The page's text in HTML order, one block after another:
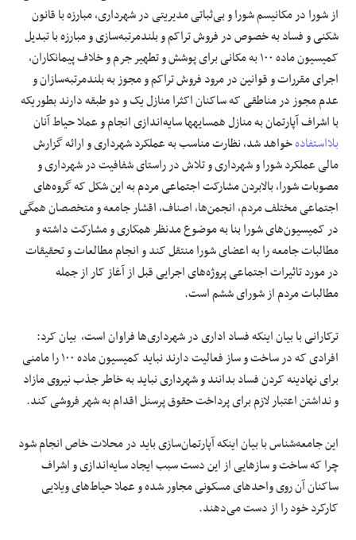
از شورا در مکانیسم شورا و بی‌ثباتی مدیریتی در شهرداری، مبارزه با قانون
شکنی و فساد به خصوص در فروش تراکم و بلندمرتبه‌سازی و مبارزه با تبدیل
کمیسیون ماده ۱۰۰ به مکانی برای پوشش و تطهیر جرم و خلاف پیمانکاران،
اجرای مقررات و قوانین در مرود فروش تراکم و مجوز به بلندمرتبه‌سازان و
عدم مجوز در مناطقی که ساکنان اکثرا منازل یک و دو طبقه دارند بطوریکه
با اشراف آپارتمان به منازل همسایهها سایه‌اندازی انجام و عملا حیاط آنان
بلااستفادهخواهد شد، نظارت مناسب به عملکرد شهرداری و ارائه گزارش
مالی عملکرد شورا و شهرداری و تلاش در راستای شفافیت در شهرداری و
مصوبات شورا، بالابردن مشارکت اجتماعی مردم به این شکل که گروه‌های
اجتماعی مختلف مردم، انجمن‌ها، اصناف، اقشار جامعه و متخصصان همگی
در کمیسیون‌های شورا بنا به موضوع مدنظر همکاری و مشارکت داشته و
مطالبات جامعه را به اعضای شورا منتقل کند و انجام مطالعات و تحقیقات
در مورد تاثیرات اجتماعی پروژه‌های اجرایی قبل از آغاز کار از جمله
مطالبات مردم از شورای ششم است.
ترکارانی با بیان اینکه فساد اداری در شهرداری‌ها فراوان است، بیان کرد:
افرادی که در ساخت و ساز فعالیت دارند نباید کمیسیون ماده ۱۰۰ را مامنی
برای نهادینه کردن فساد بدانند و شهرداری نباید به خاطر جذب نیروی مازاد
و نداشتن اعتبار لازم برای پرداخت حقوق پرسنل اقدام به شهر فروشی کند.
این جامعه‌شناس با بیان اینکه آپارتمان‌سازی باید در محلات خاص انجام شود
چرا که ساخت و سازهایی از این دست سبب ایجاد سایه‌اندازی و اشراف
ساکنان آن روی واحدهای مسکونی مجاور شده و عملا حیاط‌های ویلایی
کارکرد خود را از دست می‌دهند.